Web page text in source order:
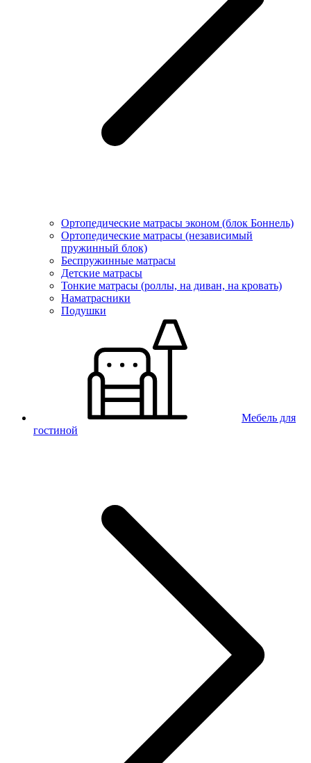
Ортопедические матрасы эконом (блок Боннель)
Ортопедические матрасы (независимый
пружинный блок)
Беcпружинные матрасы
Детские матрасы
Тонкие матрасы (роллы, на диван, на кровать)
Наматрасники
Подушки
Мебель для
гостиной